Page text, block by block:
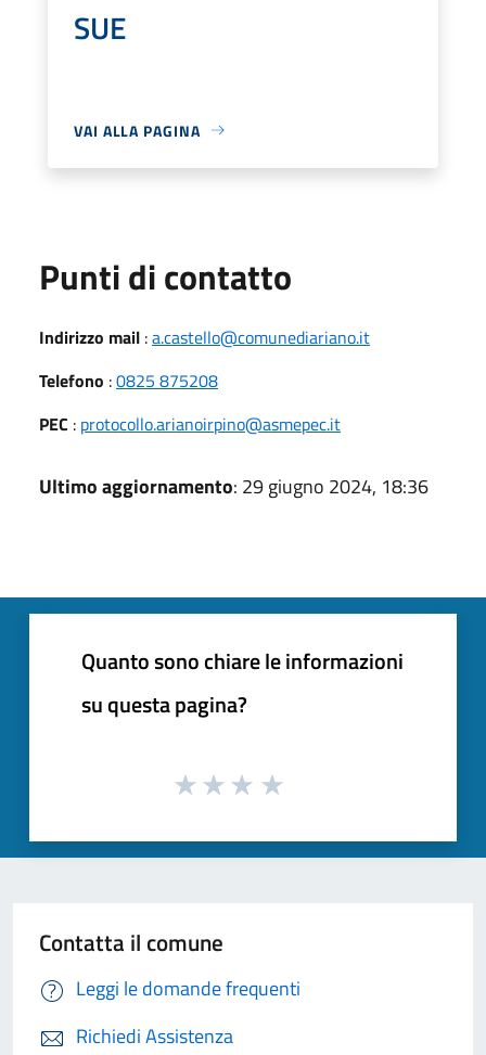
SUE
VAI ALLA PAGINA
Punti di contatto
Indirizzo mail :a.castello@comunediariano.it
Telefono :0825 875208
PEC : protocollo.arianoirpino@asmepec.it
Ultimo aggiornamento: 29 giugno 2024, 18:36
Quanto sono chiare le informazioni
su questa pagina?
Contatta il comune
Leggi le domande frequenti
Richiedi Assistenza